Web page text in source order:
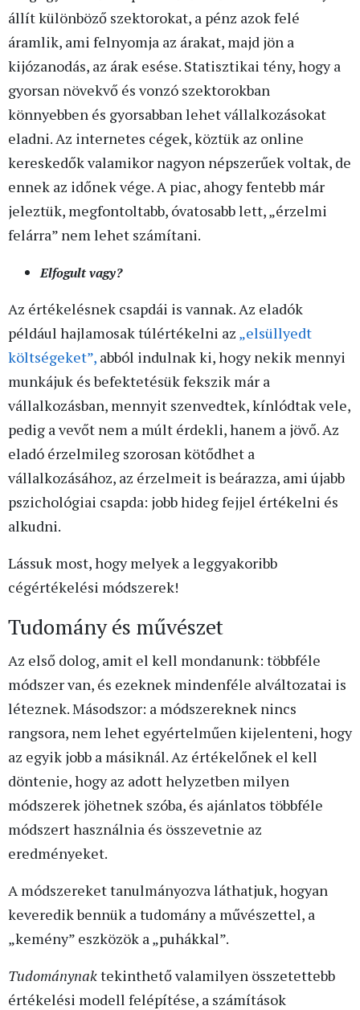
állít különböző szektorokat, a pénz azok felé
áramlik, ami felnyomja az árakat, majd jön a
kijózanodás, az árak esése. Statisztikai tény, hogy a
gyorsan növekvő és vonzó szektorokban
könnyebben és gyorsabban lehet vállalkozásokat
eladni. Az internetes cégek, köztük az online
kereskedők valamikor nagyon népszerűek voltak, de
ennek az időnek vége. A piac, ahogy fentebb már
jeleztük, megfontoltabb, óvatosabb lett, „érzelmi
felárra” nem lehet számítani.
Elfogult vagy?
Az értékelésnek csapdái is vannak. Az eladók
például hajlamosak túlértékelni az „elsüllyedt
költségeket”, abból indulnak ki, hogy nekik mennyi
munkájuk és befektetésük fekszik már a
vállalkozásban, mennyit szenvedtek, kínlódtak vele,
pedig a vevőt nem a múlt érdekli, hanem a jövő. Az
eladó érzelmileg szorosan kötődhet a
vállalkozásához, az érzelmeit is beárazza, ami újabb
pszichológiai csapda: jobb hideg fejjel értékelni és
alkudni.
Lássuk most, hogy melyek a leggyakoribb
cégértékelési módszerek!
Tudomány és művészet
Az első dolog, amit el kell mondanunk: többféle
módszer van, és ezeknek mindenféle alváltozatai is
léteznek. Másodszor: a módszereknek nincs
rangsora, nem lehet egyértelműen kijelenteni, hogy
az egyik jobb a másiknál. Az értékelőnek el kell
döntenie, hogy az adott helyzetben milyen
módszerek jöhetnek szóba, és ajánlatos többféle
módszert használnia és összevetnie az
eredményeket.
A módszereket tanulmányozva láthatjuk, hogyan
keveredik bennük a tudomány a művészettel, a
„kemény” eszközök a „puhákkal”.
Tudománynaktekinthető valamilyen összetettebb
értékelési modell felépítése, a számítások